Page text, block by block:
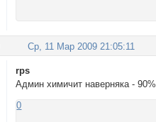
Ср, 11 Мар 2009 21:05:11
rps
Админ химичит наверняка - 90%
0